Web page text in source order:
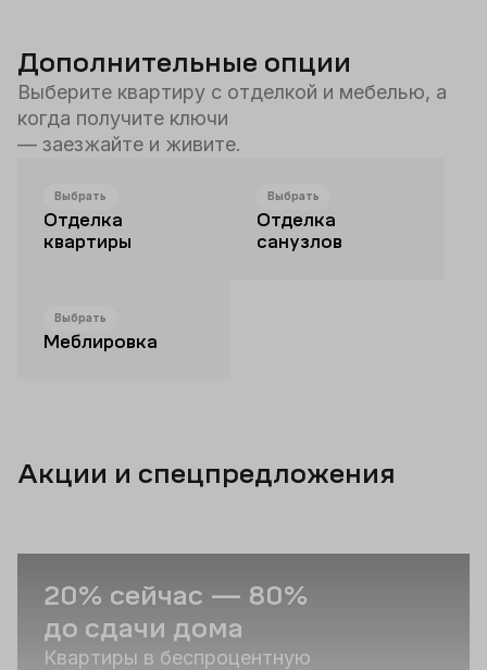
Дополнительные опции
Выберите квартиру с отделкой и мебелью, а
когда получите ключи
— заезжайте и живите.
Выбрать
Отделка
квартиры
Выбрать
Отделка
санузлов
Выбрать
Меблировка
Акции и спецпредложения
20% сейчас — 80%
до сдачи дома
Квартиры в беспроцентную